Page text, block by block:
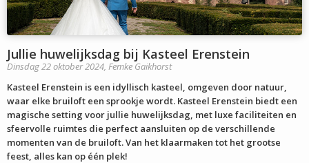
Jullie huwelijksdag bij Kasteel Erenstein
Dinsdag 22 oktober 2024, Femke Gaikhorst
Kasteel Erenstein is een idyllisch kasteel, omgeven door natuur,
waar elke bruiloft een sprookje wordt. Kasteel Erenstein biedt een
magische setting voor jullie huwelijksdag, met luxe faciliteiten en
sfeervolle ruimtes die perfect aansluiten op de verschillende
momenten van de bruiloft. Van het klaarmaken tot het grootse
feest, alles kan op één plek!